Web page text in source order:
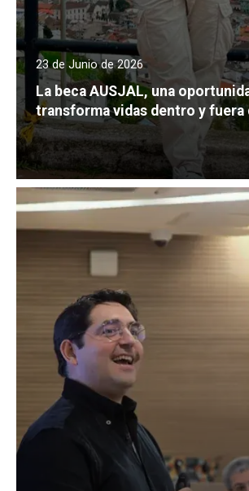
23 de Junio de 2026
La beca AUSJAL, una
transforma vidas dentro y fuera